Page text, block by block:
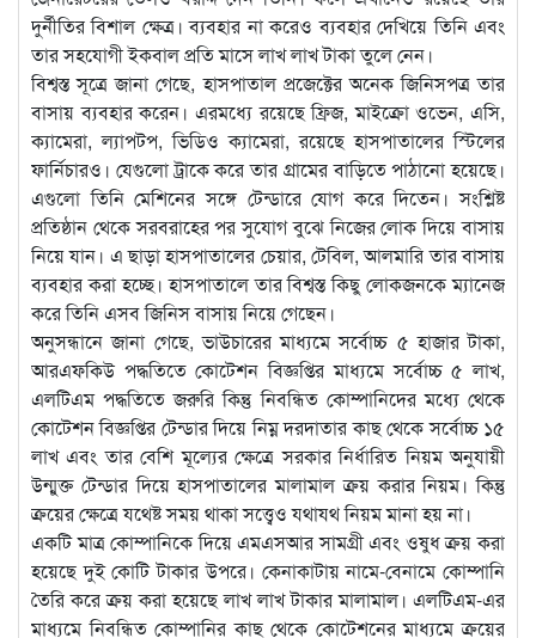
দুর্নীতির বিশাল ক্ষেত্র। ব্যবহার না করেও ব্যবহার দেখিয়ে তিনি এবং
তার সহযোগী ইকবাল প্রতি মাসে লাখ লাখ টাকা তুলে নেন।
বিশ্বস্ত সূত্রে জানা গেছে, হাসপাতাল প্রজেক্টের অনেক জিনিসপত্র তার
বাসায় ব্যবহার করেন। এরমধ্যে রয়েছে ফ্রিজ, মাইক্রো ওভেন, এসি,
ক্যামেরা, ল্যাপটপ, ভিডিও ক্যামেরা, রয়েছে হাসপাতালের স্টিলের
ফার্নিচারও। যেগুলো ট্রাকে করে তার গ্রামের বাড়িতে পাঠানো হয়েছে।
এগুলো তিনি মেশিনের সঙ্গে টেন্ডারে যোগ করে দিতেন। সংশ্লিষ্ট
প্রতিষ্ঠান থেকে সরবরাহের পর সুযোগ বুঝে নিজের লোক দিয়ে বাসায়
নিয়ে যান। এ ছাড়া হাসপাতালের চেয়ার, টেবিল, আলমারি তার বাসায়
ব্যবহার করা হচ্ছে। হাসপাতালে তার বিশ্বস্ত কিছু লোকজনকে ম্যানেজ
করে তিনি এসব জিনিস বাসায় নিয়ে গেছেন।
অনুসন্ধানে জানা গেছে, ভাউচারের মাধ্যমে সর্বোচ্চ ৫ হাজার টাকা,
আরএফকিউ পদ্ধতিতে কোটেশন বিজ্ঞপ্তির মাধ্যমে সর্বোচ্চ ৫ লাখ,
এলটিএম পদ্ধতিতে জরুরি কিন্তু নিবন্ধিত কোম্পানিদের মধ্যে থেকে
কোটেশন বিজ্ঞপ্তির টেন্ডার দিয়ে নিম্ন দরদাতার কাছ থেকে সর্বোচ্চ ১৫
লাখ এবং তার বেশি মূল্যের ক্ষেত্রে সরকার নির্ধারিত নিয়ম অনুযায়ী
উন্মুক্ত টেন্ডার দিয়ে হাসপাতালের মালামাল ক্রয় করার নিয়ম। কিন্তু
ক্রয়ের ক্ষেত্রে যথেষ্ট সময় থাকা সত্ত্বেও যথাযথ নিয়ম মানা হয় না।
একটি মাত্র কোম্পানিকে দিয়ে এমএসআর সামগ্রী এবং ওষুধ ক্রয় করা
হয়েছে দুই কোটি টাকার উপরে। কেনাকাটায় নামে-বেনামে কোম্পানি
তৈরি করে ক্রয় করা হয়েছে লাখ লাখ টাকার মালামাল। এলটিএম-এর
মাধ্যমে নিবন্ধিত কোম্পানির কাছ থেকে কোটেশনের মাধ্যমে ক্রয়ের